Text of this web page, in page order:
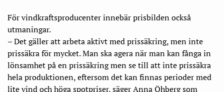
För vindkraftsproducenter innebär prisbilden också
utmaningar.
– Det gäller att arbeta aktivt med prissäkring, men inte
prissäkra för mycket. Man ska agera när man kan fånga in
lönsamhet på en prissäkring men se till att inte prissäkra
hela produktionen, eftersom det kan finnas perioder med
lite vind och höga spotpriser, säger Anna Öhberg som